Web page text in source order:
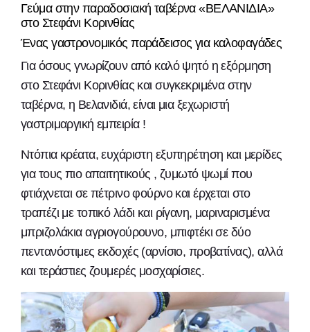
Γεύμα στην παραδοσιακή ταβέρνα «ΒΕΛΑΝΙΔΙΑ»
στο Στεφάνι Κορινθίας
Ένας γαστρονομικός παράδεισος για καλοφαγάδες
Για όσους γνωρίζουν από καλό ψητό η εξόρμηση
στο Στεφάνι Κορινθίας και συγκεκριμένα στην
ταβέρνα, η Βελανιδιά, είναι μια ξεχωριστή
γαστριμαργική εμπειρία !
Ντόπια κρέατα, ευχάριστη εξυπηρέτηση και μερίδες
για τους πιο απαιτητικούς , ζυμωτό ψωμί που
φτιάχνεται σε πέτρινο φούρνο και έρχεται στο
τραπέζι με τοπικό λάδι και ρίγανη, μαριναρισμένα
μπριζολάκια αγριογούρουνο, μπιφτέκι σε δύο
πεντανόστιμες εκδοχές (αρνίσιο, προβατίνας), αλλά
και τεράστιες ζουμερές μοσχαρίσιες.